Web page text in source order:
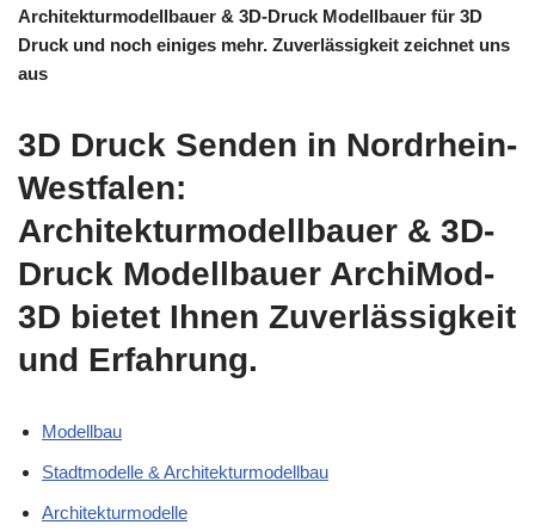
Architekturmodellbauer & 3D-Druck Modellbauer für 3D
Druck und noch einiges mehr. Zuverlässigkeit zeichnet uns
aus
3D Druck Senden in Nordrhein-
Westfalen:
Architekturmodellbauer & 3D-
Druck Modellbauer ArchiMod-
3D bietet Ihnen Zuverlässigkeit
und Erfahrung.
Modellbau
Stadtmodelle & Architekturmodellbau
Architekturmodelle